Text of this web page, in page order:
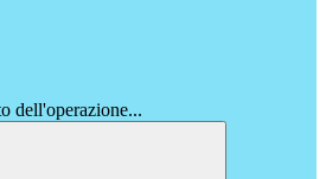
dell'operazione...